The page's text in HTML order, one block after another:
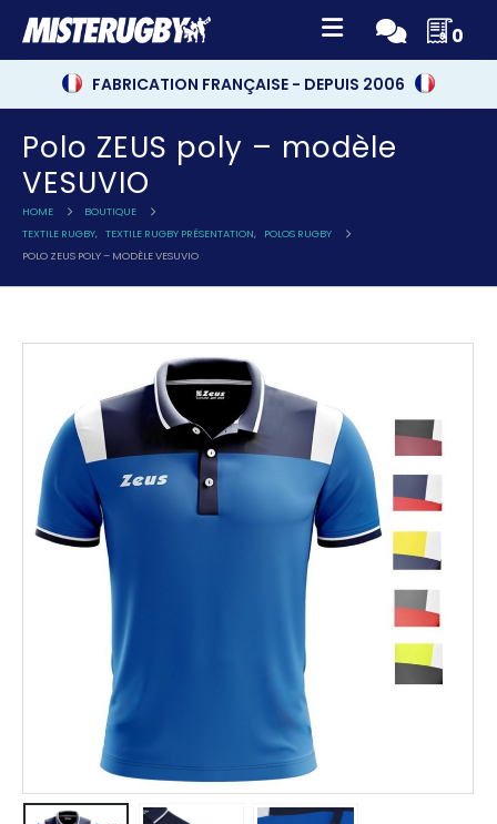
0
FABRICATION FRANÇAISE - DEPUIS 2006
Polo ZEUS poly – modèle
VESUVIO
HOME
BOUTIQUE
TEXTILE RUGBY, TEXTILE RUGBY PRÉSENTATION,
POLOS RUGBY
POLO ZEUS POLY – MODÈLE VESUVIO